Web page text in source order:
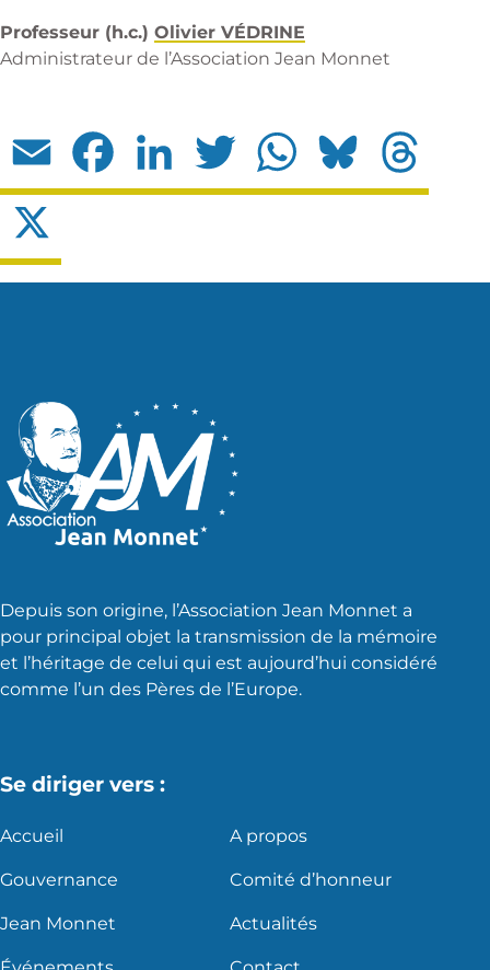
Professeur (h.c.) Olivier VÉDRINE
Administrateur de l’Association Jean Monnet
Email Facebook LinkedIn Twitter WhatsApp Bluesky
Depuis son origine, l’Association Jean Monnet a
pour principal objet la transmission de la mémoire
et l’héritage de celui qui est aujourd’hui considéré
comme l’un des Pères de l’Europe.
Se diriger vers :
Accueil A propos
Gouvernance Comité d’honneur
Jean Monnet Actualités